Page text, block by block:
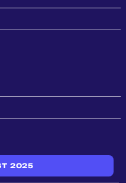
2025